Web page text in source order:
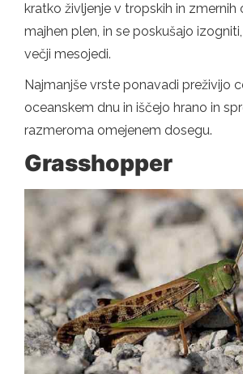
kratko življenje v tropskih in zmernih
majhen plen, in se poskušajo
večji mesojedi.
Najmanjše vrste ponavadi preživijo
oceanskem dnu in iščejo hrano in
razmeroma omejenem dosegu.
Grasshopper